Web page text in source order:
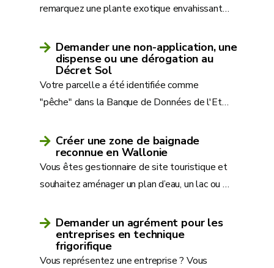
remarquez une plante exotique envahissant…
Demander une non-application, une
dispense ou une dérogation au
Décret Sol
Votre parcelle a été identifiée comme
"pêche" dans la Banque de Données de l'Et…
Créer une zone de baignade
reconnue en Wallonie
Vous êtes gestionnaire de site touristique et
souhaitez aménager un plan d’eau, un lac ou…
Demander un agrément pour les
entreprises en technique
frigorifique
Vous représentez une entreprise ? Vous